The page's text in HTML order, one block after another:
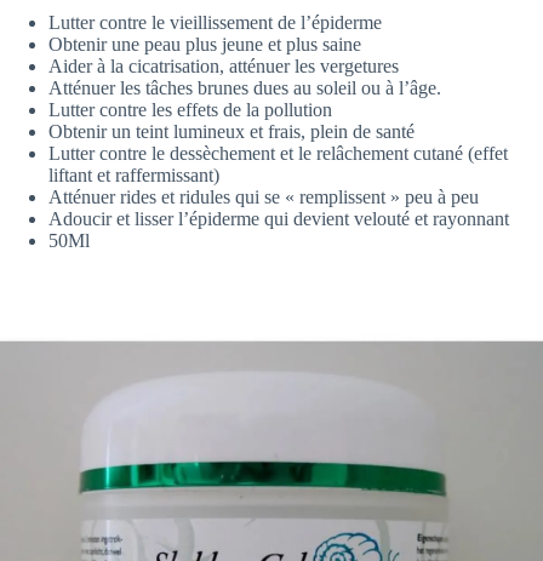
Lutter contre le vieillissement de l’épiderme
Obtenir une peau plus jeune et plus saine
Aider à la cicatrisation, atténuer les vergetures
Atténuer les tâches brunes dues au soleil ou à l’âge.
Lutter contre les effets de la pollution
Obtenir un teint lumineux et frais, plein de santé
Lutter contre le dessèchement et le relâchement cutané (effet
liftant et raffermissant)
Atténuer rides et ridules qui se « remplissent » peu à peu
Adoucir et lisser l’épiderme qui devient velouté et rayonnant
50Ml